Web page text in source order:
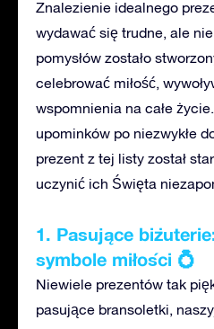
Znalezienie idealnego
wydawać się trudne, ale
pomysłów zostało
celebrować miłość,
wspomnienia na całe
upominków po niezwykłe
prezent z tej listy został
uczynić ich Święta
1. Pasujące
symbole miłości 💍
Niewiele prezentów tak
pasujące bransoletki,